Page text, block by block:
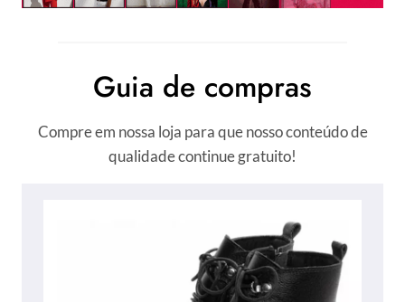
Guia de compras
Compre em nossa loja para que nosso conteúdo de
qualidade continue gratuito!